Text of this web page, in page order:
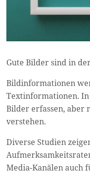
Gute Bilder sind in
Bildinformationen
Textinformationen.
Bilder erfassen, aber
verstehen.
Diverse Studien
Media-Kanälen auch